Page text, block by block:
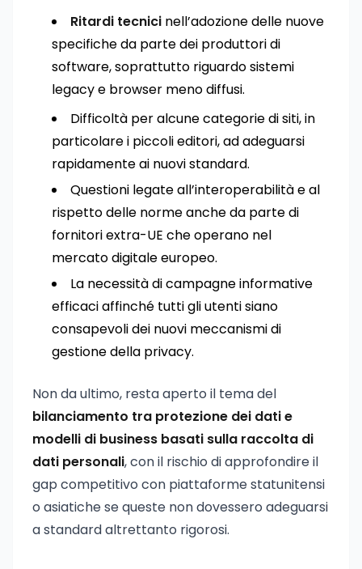
Ritardi tecnici nell’adozione delle nuove
specifiche da parte dei produttori di
software, soprattutto riguardo sistemi
legacy e browser meno diffusi.
Difficoltà per alcune categorie di siti, in
particolare i piccoli editori, ad adeguarsi
rapidamente ai nuovi standard.
Questioni legate all’interoperabilità e al
rispetto delle norme anche da parte di
fornitori extra-UE che operano nel
mercato digitale europeo.
La necessità di campagne informative
efficaci affinché tutti gli utenti siano
consapevoli dei nuovi meccanismi di
gestione della privacy.
Non da ultimo, resta aperto il tema del
bilanciamento tra protezione dei dati e
modelli di business basati sulla raccolta di
dati personali, con il rischio di approfondire il
gap competitivo con piattaforme statunitensi
o asiatiche se queste non dovessero adeguarsi
a standard altrettanto rigorosi.